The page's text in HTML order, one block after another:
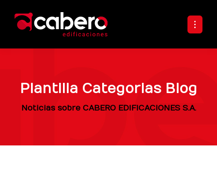
Plantilla Categorias Blog
Noticias sobre CABERO EDIFICACIONES S.A.